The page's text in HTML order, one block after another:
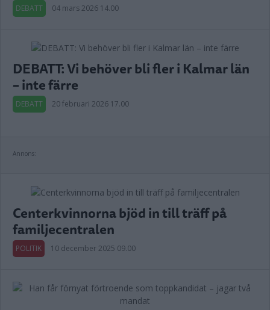
DEBATT 04 mars 2026 14.00
DEBATT: Vi behöver bli fler i Kalmar län
– inte färre
DEBATT 20 februari 2026 17.00
Annons:
Centerkvinnorna bjöd in till träff på
familjecentralen
POLITIK 10 december 2025 09.00